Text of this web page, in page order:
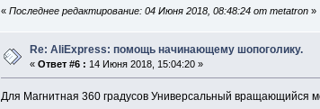
« Последнее редактирование: 04 Июня 2018, 08:48:24 от metatron»
Re: AliExpress: помощь начинающему шопоголику.
«Ответ #6 : 14 Июня 2018, 15:04:20 »
Для Магнитная 360 градусов Универсальный вращающийся